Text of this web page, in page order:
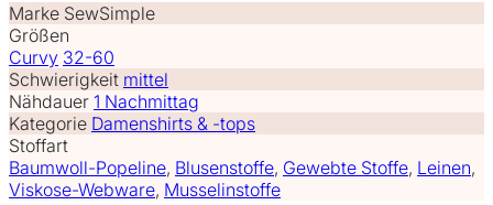
Marke SewSimple
Größen
Curvy 32-60
Schwierigkeit mittel
Nähdauer 1 Nachmittag
Kategorie Damenshirts & -tops
Stoffart
Baumwoll-Popeline, Blusenstoffe, Gewebte Stoffe, Leinen,
Viskose-Webware, Musselinstoffe